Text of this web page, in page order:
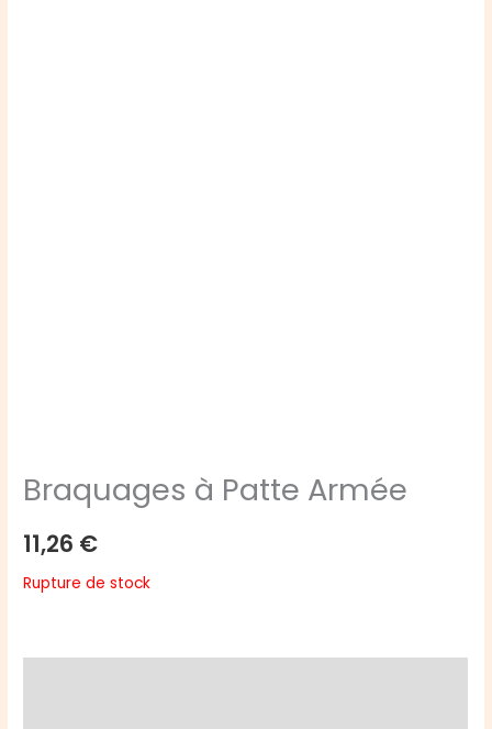
Braquages à Patte Armée
11,26 €
Rupture de stock